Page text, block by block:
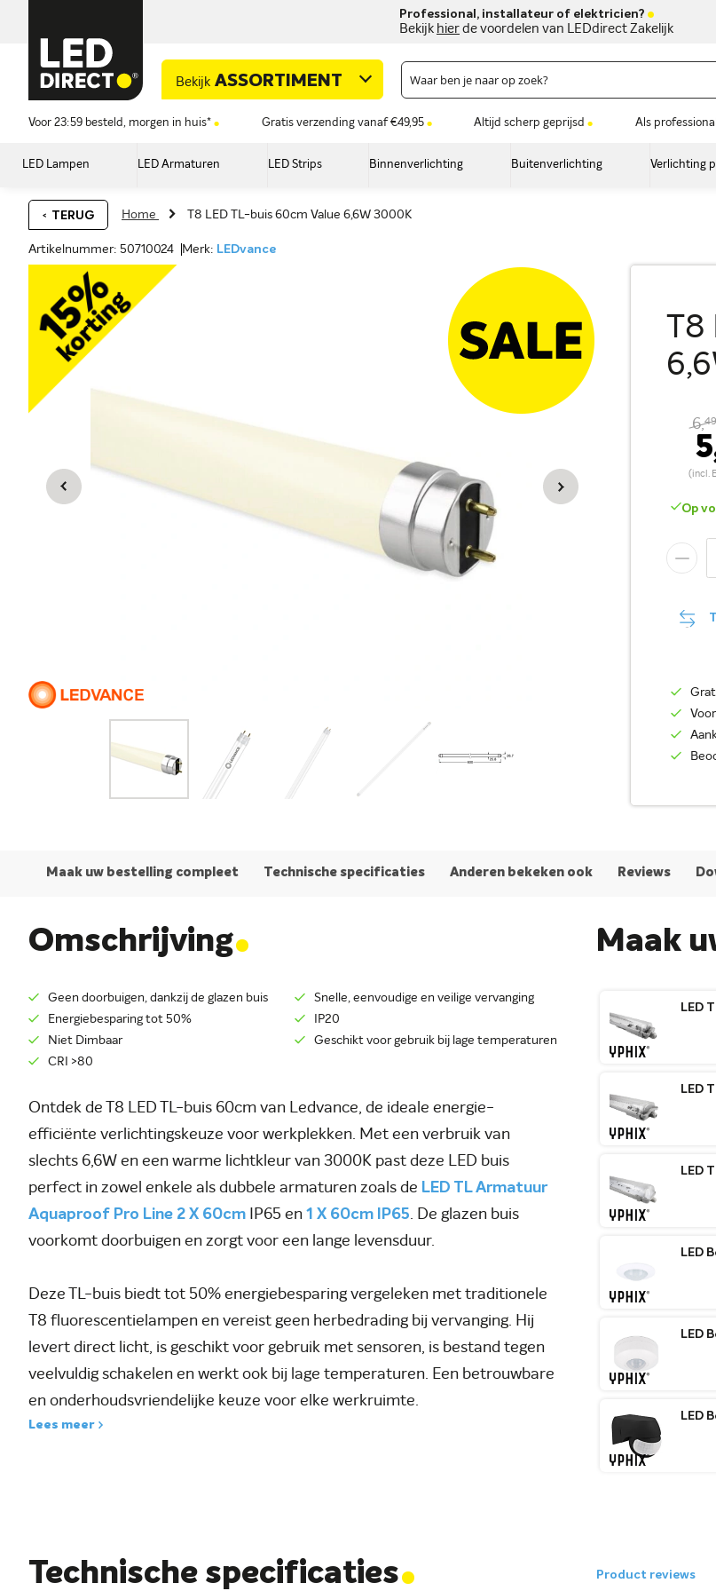
Professional, installateur of elektricien?
Bekijk hier de voordelen van LEDdirect Zakelijk
Bekijk ASSORTIMENT
Voor 23:59 besteld, morgen in huis* Gratis verzending vanaf €49,95 Altijd scherp geprijsd Als
LED Lampen LED Armaturen LED Strips Binnenverlichting Buitenverlichting Verlichting
TERUG Home T8 LED TL-buis 60cm Value 6,6W 3000K
Artikelnummer: 50710024 Merk: LEDvance
T8
6,
Op
Maak uw bestelling compleet Technische specificaties Anderen bekeken ook Reviews
Omschrijving.
Geen doorbuigen, dankzij de glazen buis
Snelle, eenvoudige en veilige vervanging
Energiebesparing tot 50%
IP20
Niet Dimbaar
Geschikt voor gebruik bij lage temperaturen
CRI >80
Ontdek de T8 LED TL-buis 60cm van Ledvance, de ideale energie-
efficiënte verlichtingskeuze voor werkplekken. Met een verbruik van
slechts 6,6W en een warme lichtkleur van 3000K past deze LED buis
perfect in zowel enkele als dubbele armaturen zoals de LED TL Armatuur
Aquaproof Pro Line 2 X 60cm IP65 en 1 X 60cm IP65. De glazen buis
voorkomt doorbuigen en zorgt voor een lange levensduur.
Deze TL-buis biedt tot 50% energiebesparing vergeleken met traditionele
T8 fluorescentielampen en vereist geen herbedrading bij vervanging. Hij
levert direct licht, is geschikt voor gebruik met sensoren, is bestand tegen
veelvuldig schakelen en werkt ook bij lage temperaturen. Een betrouwbare
en onderhoudsvriendelijke keuze voor elke werkruimte.
Lees meer
Maak
LED
LED
LED
LED
LED
LED
Technische specificaties. Product reviews